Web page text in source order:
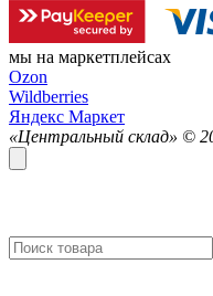
мы на маркетплейсах
Ozon
Wildberries
Яндекс Маркет
«Центральный склад» ©